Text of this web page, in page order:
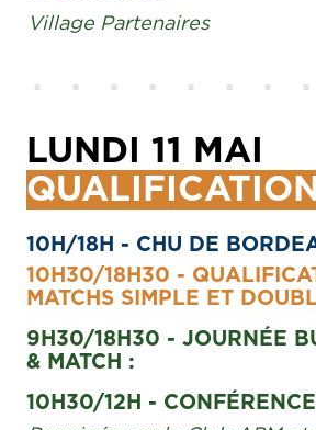
Village Partenaires
LUNDI 11 MAI
10H/18H - CHU DE
10H30/18H30 -
MATCHS SIMPLE ET
9H30/18H30 - JOURNÉE
& MATCH :
10H30/12H -